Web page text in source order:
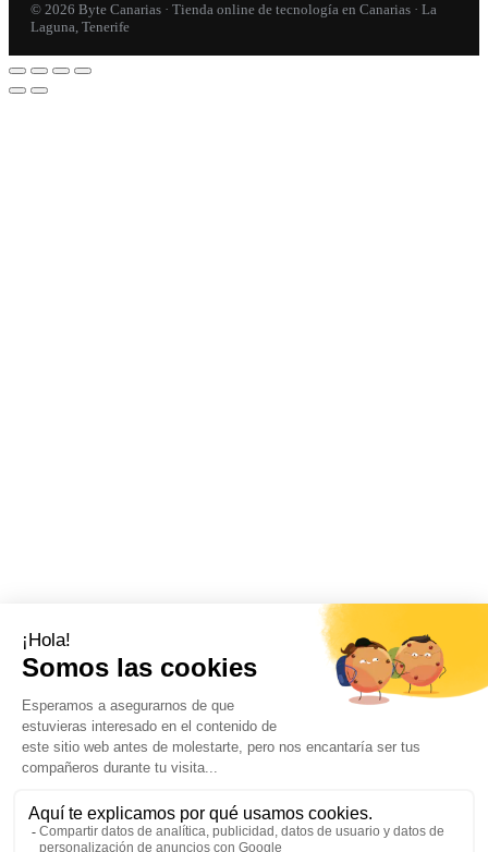
© 2026 Byte Canarias · Tienda online de tecnología en Canarias · La
Laguna, Tenerife